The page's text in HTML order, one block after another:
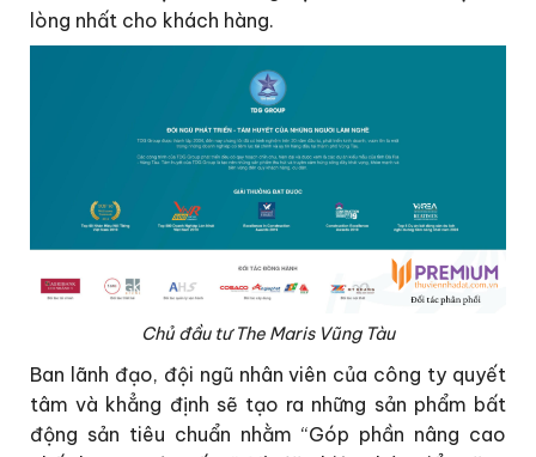
lòng nhất cho khách hàng.
Chủ đầu tư The Maris Vũng Tàu
Ban lãnh đạo, đội ngũ nhân viên của công ty quyết
tâm và khẳng định sẽ tạo ra những sản phẩm bất
động sản tiêu chuẩn nhằm “Góp phần nâng cao